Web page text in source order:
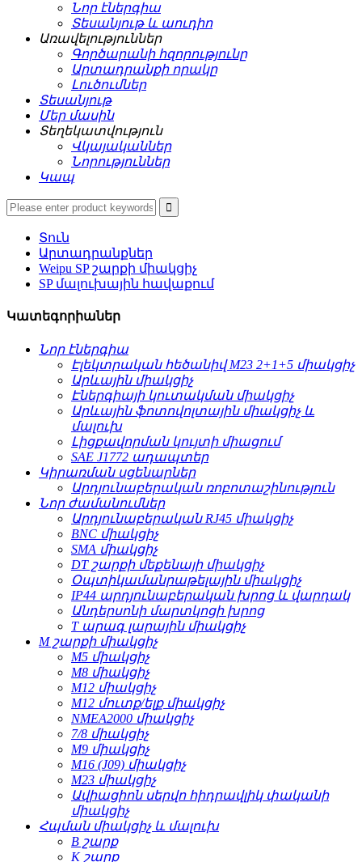
Նոր էներգիա
Տեսանյութ և աուդիո
Առավելություններ
Գործարանի հզորությունը
Արտադրանքի որակը
Լուծումներ
Տեսանյութ
Մեր մասին
Տեղեկատվություն
Վկայականներ
Նորություններ
Կապ
Տուն
Արտադրանքներ
Weipu SP շարքի միակցիչ
SP մալուխային հավաքում
Կատեգորիաներ
Նոր էներգիա
Էլեկտրական հեծանիվ M23 2+1+5 միակցիչ
Արևային միակցիչ
Էներգիայի կուտակման միակցիչ
Արևային ֆոտովոլտային միակցիչ և
մալուխ
Լիցքավորման կույտի միացում
SAE J1772 ադապտեր
Կիրառման սցենարներ
Արդյունաբերական ռոբոտաշինություն
Նոր ժամանումներ
Արդյունաբերական RJ45 միակցիչ
BNC միակցիչ
SMA միակցիչ
DT շարքի մեքենայի միակցիչ
Օպտիկամանրաթելային միակցիչ
IP44 արդյունաբերական խրոց և վարդակ
Անդերսոնի մարտկոցի խրոց
T արագ լարային միակցիչ
M շարքի միակցիչ
M5 միակցիչ
M8 միակցիչ
M12 միակցիչ
M12 մուտք/ելք միակցիչ
NMEA2000 միակցիչ
7/8 միակցիչ
M9 միակցիչ
M16 (J09) միակցիչ
M23 միակցիչ
Ավիացիոն սերվո հիդրավլիկ փականի
միակցիչ
Հպման միակցիչ և մալուխ
B շարք
K շարք